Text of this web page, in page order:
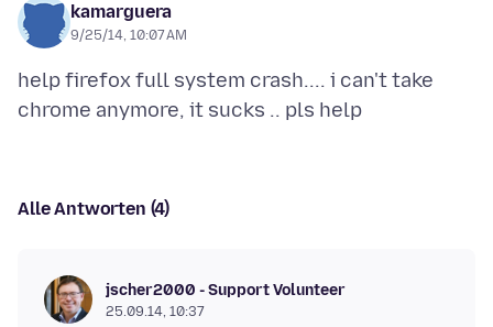
kamarguera
9/25/14, 10:07 AM
help firefox full system crash.... i can't take
Alle Antworten (4)
jscher2000 - Support Volunteer
25.09.14, 10:37